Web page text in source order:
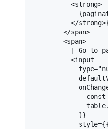
<strong>
</strong>
</span>
<span>
| Go to
<input
type=
            }}